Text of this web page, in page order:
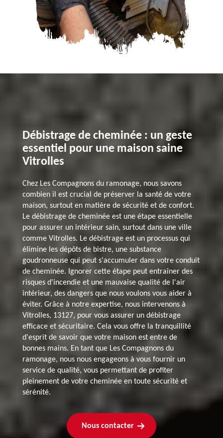
Débistrage de cheminée : un geste
essentiel pour une maison saine
Vitrolles
Chez Les Compagnons du ramonage, nous savons
combien il est crucial de préserver la santé de votre
maison, surtout en matière de sécurité et de confort.
Le débistrage de cheminée est une étape essentielle
pour assurer un intérieur sain, surtout dans une ville
comme Vitrolles. Le débistrage est un processus qui
élimine les dépôts de bistre, une substance
goudronneuse qui peut s'accumuler dans votre conduit
de cheminée. Ignorer cette étape peut entraîner des
risques d'incendie et une mauvaise qualité de l'air
intérieur, des dangers que nous voulons vous aider à
éviter. Grâce à notre expertise, nous intervenons à
Vitrolles, 13127, pour vous assurer un débistrage
efficace et sécuritaire. Cela vous offre la tranquillité
d'esprit de savoir que votre maison est entre de
bonnes mains. En tant que Les Compagnons du
ramonage, nous nous engageons à vous fournir un
service de qualité, vous permettant de profiter
pleinement de votre cheminée en toute sécurité et
sérénité.
Nous contacter